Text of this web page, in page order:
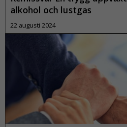
alkohol och lustgas
22 augusti 2024